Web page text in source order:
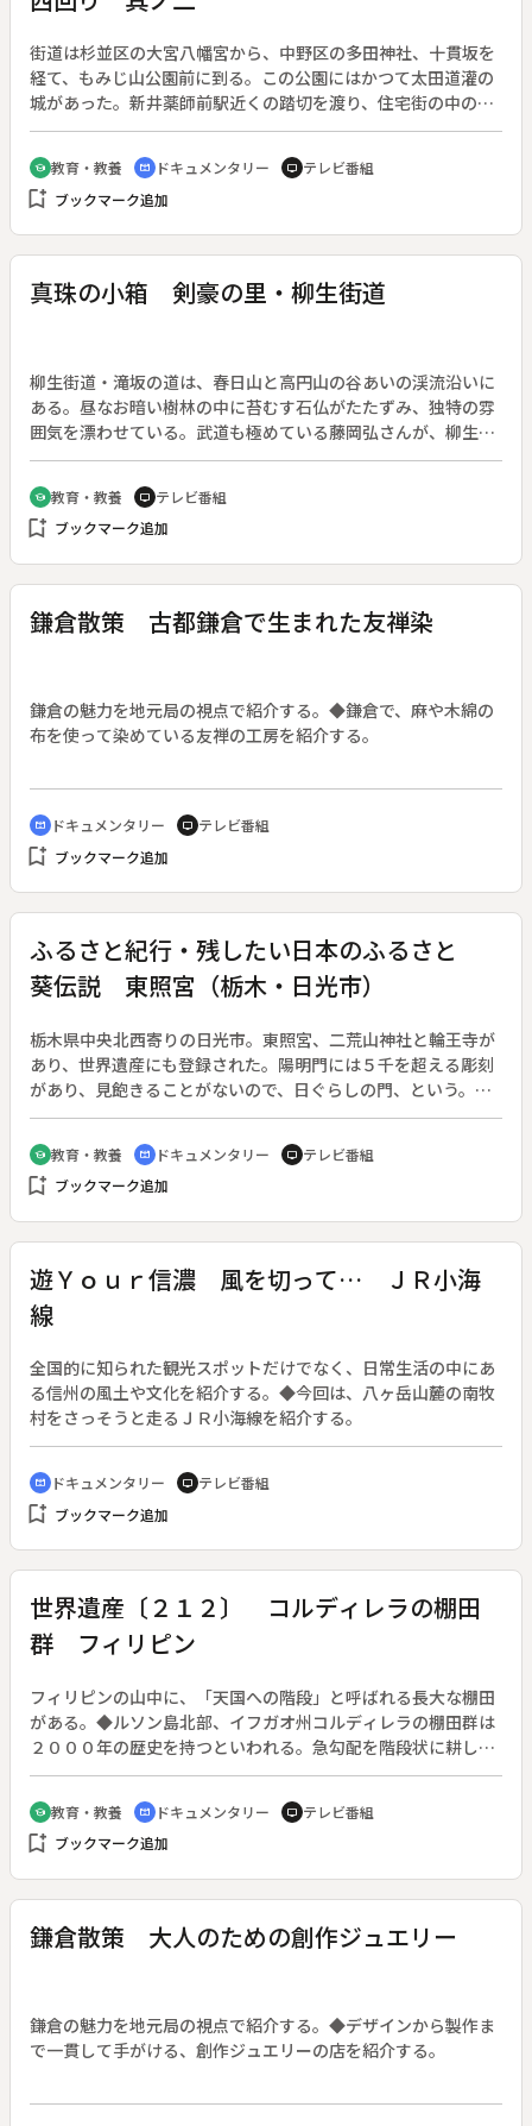
街道は杉並区の大宮八幡宮から、中野区の多田神社、十貫坂を
経て、もみじ山公園前に到る。この公園にはかつて太田道灌の
城があった。新井薬師前駅近くの踏切を渡り、住宅街の中の細
い坂を下って行く。今は静かな佇まいを見せる江古田公園は、
１４７７年（文明９）に太田道灌と豊島氏が雌雄を決した古田
ヶ原沼袋古戦場跡である。板橋区に入ると、かつて板でできて
いた山中橋が石神井川にかかっている。これが板橋の地名の由
school 教育・教養 cinematic_blur ドキュメンタリー tv テレビ番組
bookmark_add ブックマーク追加
真珠の小箱 剣豪の里・柳生街道
柳生街道・滝坂の道は、春日山と高円山の谷あいの渓流沿いに
ある。昼なお暗い樹林の中に苔むす石仏がたたずみ、独特の雰
囲気を漂わせている。武道も極めている藤岡弘さんが、柳生家
縁の史跡が残る里を歩く。
school 教育・教養 tv テレビ番組
bookmark_add ブックマーク追加
鎌倉散策 古都鎌倉で生まれた友禅染
鎌倉の魅力を地元局の視点で紹介する。◆鎌倉で、麻や木綿の
布を使って染めている友禅の工房を紹介する。
cinematic_blur ドキュメンタリー tv テレビ番組
bookmark_add ブックマーク追加
ふるさと紀行・残したい日本のふるさと
葵伝説 東照宮（栃木・日光市）
栃木県中央北西寄りの日光市。東照宮、二荒山神社と輪王寺が
あり、世界遺産にも登録された。陽明門には５千を超える彫刻
があり、見飽きることがないので、日ぐらしの門、という。◆
海老屋では僧侶・修験者の蛋白源に湯葉がつくられ、中禅寺湖
からは毎秒３トンの水が９７メートルの華厳の滝となって落ち
る。◆家康は久能山から日光への改葬を遺言した。なぜ日光だ
ったのか、今も謎であるが、平和な世の中がなによりだ。懸命
【国宝・重文】、二荒山神社【重文】、輪王寺【国宝・重
文】、日光街道、日光彫刻
school 教育・教養 cinematic_blur ドキュメンタリー tv テレビ番組
bookmark_add ブックマーク追加
遊Ｙｏｕｒ信濃 風を切って… ＪＲ小海
線
全国的に知られた観光スポットだけでなく、日常生活の中にあ
る信州の風土や文化を紹介する。◆今回は、八ヶ岳山麓の南牧
村をさっそうと走るＪＲ小海線を紹介する。
cinematic_blur ドキュメンタリー tv テレビ番組
bookmark_add ブックマーク追加
世界遺産〔２１２〕 コルディレラの棚田
群 フィリピン
フィリピンの山中に、「天国への階段」と呼ばれる長大な棚田
がある。◆ルソン島北部、イフガオ州コルディレラの棚田群は
２０００年の歴史を持つといわれる。急勾配を階段状に耕して
天に至る、その壮大なスケールは、世界にも類がない。◆村人
達は茅葺きの高床式住居に住み、全て人力のみの作業で田の仕
事を守ってきた。万物の精霊、祖先の霊を崇める精霊信仰とと
もに、豊かな実りを神に托してきたのだ。◆しかし、村の暮ら
る。◆コルディレラの棚田群
school 教育・教養 cinematic_blur ドキュメンタリー tv テレビ番組
bookmark_add ブックマーク追加
鎌倉散策 大人のための創作ジュエリー
鎌倉の魅力を地元局の視点で紹介する。◆デザインから製作ま
で一貫して手がける、創作ジュエリーの店を紹介する。